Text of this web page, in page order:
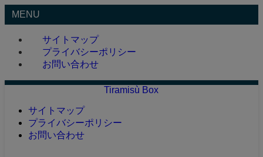
MENU
サイトマップ
プライバシーポリシー
お問い合わせ
Tiramisù Box
サイトマップ
プライバシーポリシー
お問い合わせ